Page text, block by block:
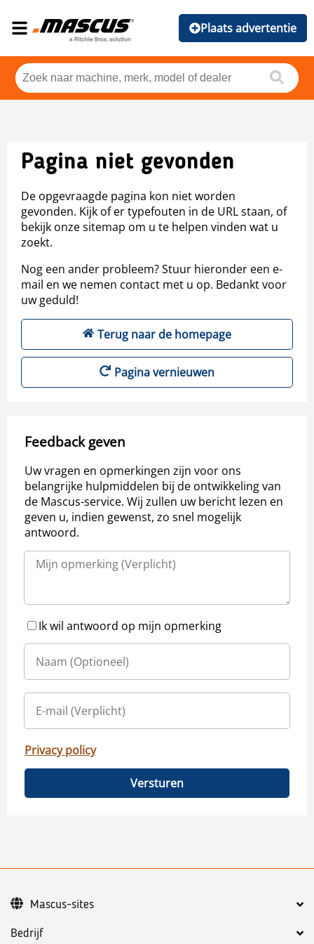
Plaats advertentie
Pagina niet gevonden
De opgevraagde pagina kon niet worden
gevonden. Kijk of er typefouten in de URL staan, of
bekijk onze sitemap om u te helpen vinden wat u
zoekt.
Nog een ander probleem? Stuur hieronder een e-
mail en we nemen contact met u op. Bedankt voor
uw geduld!
Terug naar de homepage
Pagina vernieuwen
Feedback geven
Uw vragen en opmerkingen zijn voor ons
belangrijke hulpmiddelen bij de ontwikkeling van
de Mascus-service. Wij zullen uw bericht lezen en
geven u, indien gewenst, zo snel mogelijk
antwoord.
Ik wil antwoord op mijn opmerking
Privacy policy
Versturen
Bedrijf
Mascus-sites